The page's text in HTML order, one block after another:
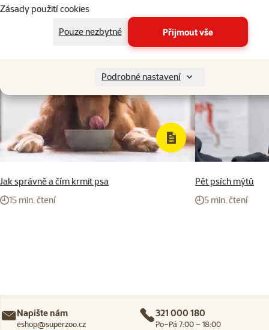
Zásady použití cookies
Pouze nezbytné
Přijmout vše
Podrobné nastavení
Jak správně a čím krmit psa
15 min. čtení
Pět psích mýtů
5 min. čtení
Napište nám
eshop@superzoo.cz
321 000 180
Po–Pá 7:00 – 18:00